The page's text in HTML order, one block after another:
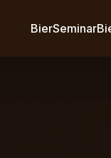
BierSeminar